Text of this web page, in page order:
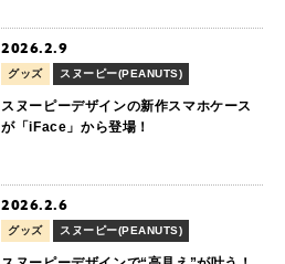
2026.2.9
グッズ スヌーピー(PEANUTS)
スヌーピーデザインの新作スマホケース
が「iFace」から登場！
2026.2.6
グッズ スヌーピー(PEANUTS)